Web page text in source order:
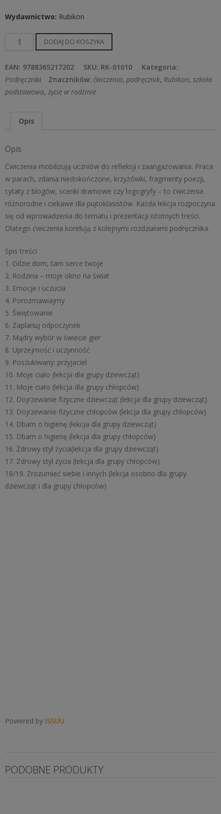
Wydawnictwo: Rubikon
ilość
Ćwiczenia
dla
klasy
5
podstawowej.
Wędrując
dorosłości.
Wychowanie
życia
w
rodzinie.
DODAJ DO KOSZYKA
EAN: 9788365217202 SKU: RK-01010
Kategoria:
Podręczniki
Znaczników: ćwiczenia, podręcznik, Rubikon, szkoła
podstawowa, życie w rodzinie
Opis
Opis
Ćwiczenia mobilizują uczniów do refleksji i zaangażowania. Praca
w parach, zdania niedokończone, krzyżówki, fragmenty poezji,
cytaty z blogów, scenki dramowe czy logogryfy – to ćwiczenia
różnorodne i ciekawe dla piątoklasistów. Każda lekcja rozpoczyna
się od wprowadzenia do tematu i prezentacji istotnych treści.
Dlatego ćwiczenia korelują z kolejnymi rozdziałami podręcznika.
Spis treści
1. Gdzie dom, tam serce twoje
2. Rodzina – moje okno na świat
3. Emocje i uczucia
4. Porozmawiajmy
5. Świętowanie
6. Zaplanuj odpoczynek
7. Mądry wybór w świecie gier
8. Uprzejmość i uczynność
9. Poszukiwany: przyjaciel
10. Moje ciało (lekcja dla grupy dziewcząt)
11. Moje ciało (lekcja dla grupy chłopców)
12. Dojrzewanie fizyczne dziewcząt (lekcja dla grupy dziewcząt)
13. Dojrzewanie fizyczne chłopców (lekcja dla grupy chłopców)
14. Dbam o higienę (lekcja dla grupy dziewcząt)
15. Dbam o higienę (lekcja dla grupy chłopców)
16. Zdrowy styl życia(lekcja dla grupy dziewcząt)
17. Zdrowy styl życia (lekcja dla grupy chłopców)
18/19. Zrozumieć siebie i innych (lekcja osobno dla grupy
dziewcząt i dla grupy chłopców)
Powered by ISSUU
PODOBNE PRODUKTY